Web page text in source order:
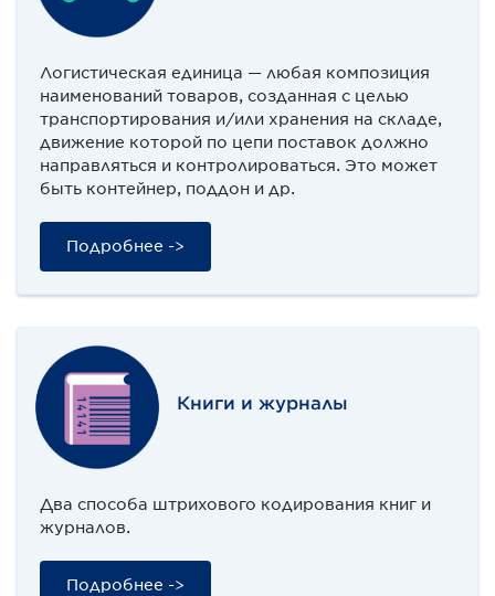
Логистическая единица — любая композиция
наименований товаров, созданная с целью
транспортирования и/или хранения на складе,
движение которой по цепи поставок должно
направляться и контролироваться. Это может
быть контейнер, поддон и др.
Подробнее ->
Книги и журналы
Два способа штрихового кодирования книг и
журналов.
Подробнее ->